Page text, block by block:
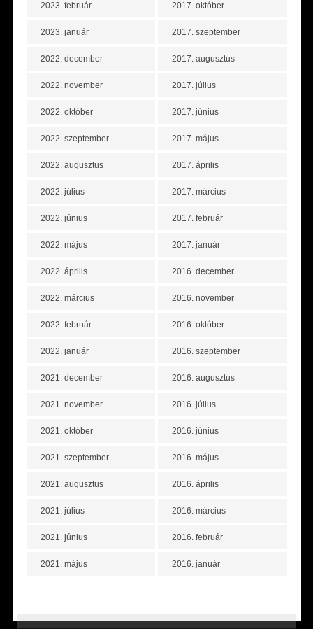
2023. február
2023. január
2022. december
2022. november
2022. október
2022. szeptember
2022. augusztus
2022. július
2022. június
2022. május
2022. április
2022. március
2022. február
2022. január
2021. december
2021. november
2021. október
2021. szeptember
2021. augusztus
2021. július
2021. június
2021. május
2017. október
2017. szeptember
2017. augusztus
2017. július
2017. június
2017. május
2017. április
2017. március
2017. február
2017. január
2016. december
2016. november
2016. október
2016. szeptember
2016. augusztus
2016. július
2016. június
2016. május
2016. április
2016. március
2016. február
2016. január